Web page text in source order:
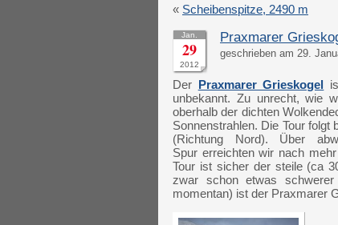
« Scheibenspitze, 2490 m
Jan.
29
2012
Praxmarer
geschrieben am 29.
Der Praxmarer Grieskogel
unbekannt. Zu unrecht, wie
oberhalb der dichten
Sonnenstrahlen. Die Tour
(Richtung Nord). Über
Spur erreichten wir nach
Tour ist sicher der steile (ca
zwar schon etwas
momentan) ist der Praxmarer